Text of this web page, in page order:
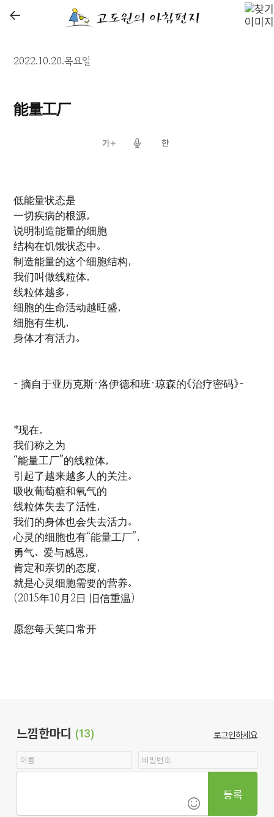
←
2022.10.20.목요일
能量工厂
低能量状态是
一切疾病的根源，
说明制造能量的细胞
结构在饥饿状态中。
制造能量的这个细胞结构，
我们叫做线粒体，
线粒体越多，
细胞的生命活动越旺盛，
细胞有生机，
身体才有活力。
- 摘自于亚历克斯·洛伊德和班·琼森的《治疗密码》-
*现在，
我们称之为
“能量工厂”的线粒体，
引起了越来越多人的关注。
吸收葡萄糖和氧气的
线粒体失去了活性，
我们的身体也会失去活力。
心灵的细胞也有“能量工厂”，
勇气、爱与感恩，
肯定和亲切的态度，
就是心灵细胞需要的营养。
(2015年10月2日 旧信重温)
愿您每天笑口常开
느낌한마디 (13) 로그인하세요
등록